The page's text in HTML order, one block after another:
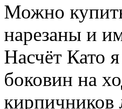
Можно
нарезаны и
Насчёт Като
боковин на
кирпичников